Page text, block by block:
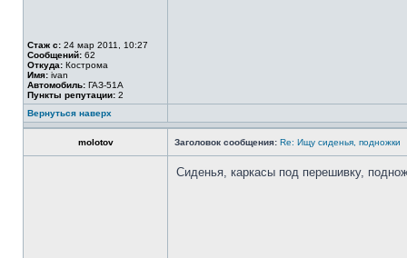
Стаж с: 24 мар 2011, 10:27
Сообщений: 62
Откуда: Кострома
Имя: ivan
Автомобиль: ГАЗ-51А
Пункты репутации: 2
Вернуться наверх
molotov Заголовок сообщения: Re: Ищу сиденья, подножки
Сиденья, каркасы под перешивку,